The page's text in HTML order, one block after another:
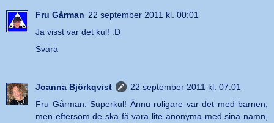
Fru Gårman 22 september 2011 kl. 00:01
Ja visst var det kul! :D
Svara
Joanna Björkqvist
22 september 2011 kl. 07:01
Fru Gårman: Superkul! Ännu roligare var det med barnen,
men eftersom de ska få vara lite anonyma med sina namn,